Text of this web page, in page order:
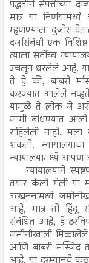
पद्धतीने संपत्तीच्या
मात्र या
म्हणण्याला दुजोरा
दर्जासंबंधी एक
त्याला सर्वोच्च
उचलून धरलेले आहे. या
ते हे की, बाबरी
करण्यात आलेले
यामुळे ते लोक जे असे
जागी बांधण्यात
राहिलेली नाही.
शकतो.
न्यायालयामध्ये
न्यायालयाने
तयार केली गेली या
उत्खननामध्ये
आहे, मात्र तो हिंदू
संबंधित आहे, हे
जमीनीखाली
आणि बाबरी